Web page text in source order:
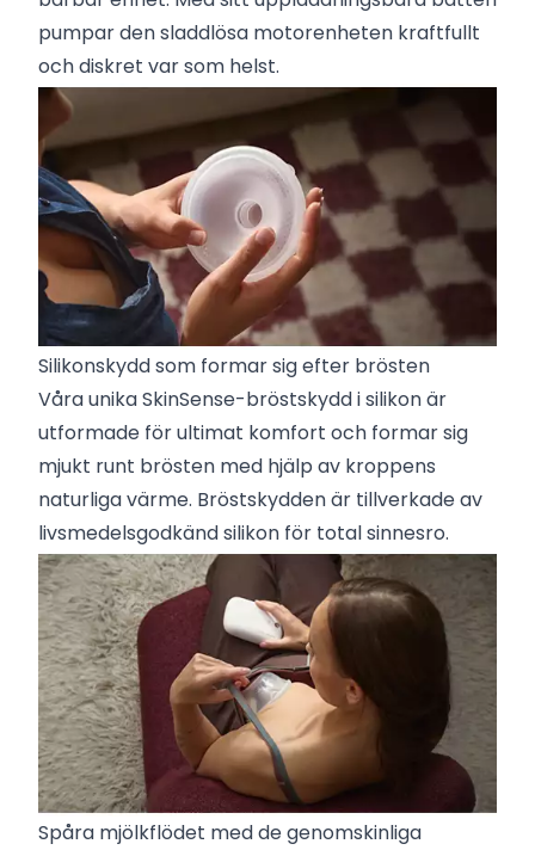
pumpar den sladdlösa motorenheten kraftfullt
och diskret var som helst.
Silikonskydd som formar sig efter brösten
Våra unika SkinSense-bröstskydd i silikon är
utformade för ultimat komfort och formar sig
mjukt runt brösten med hjälp av kroppens
naturliga värme. Bröstskydden är tillverkade av
livsmedelsgodkänd silikon för total sinnesro.
Spåra mjölkflödet med de genomskinliga